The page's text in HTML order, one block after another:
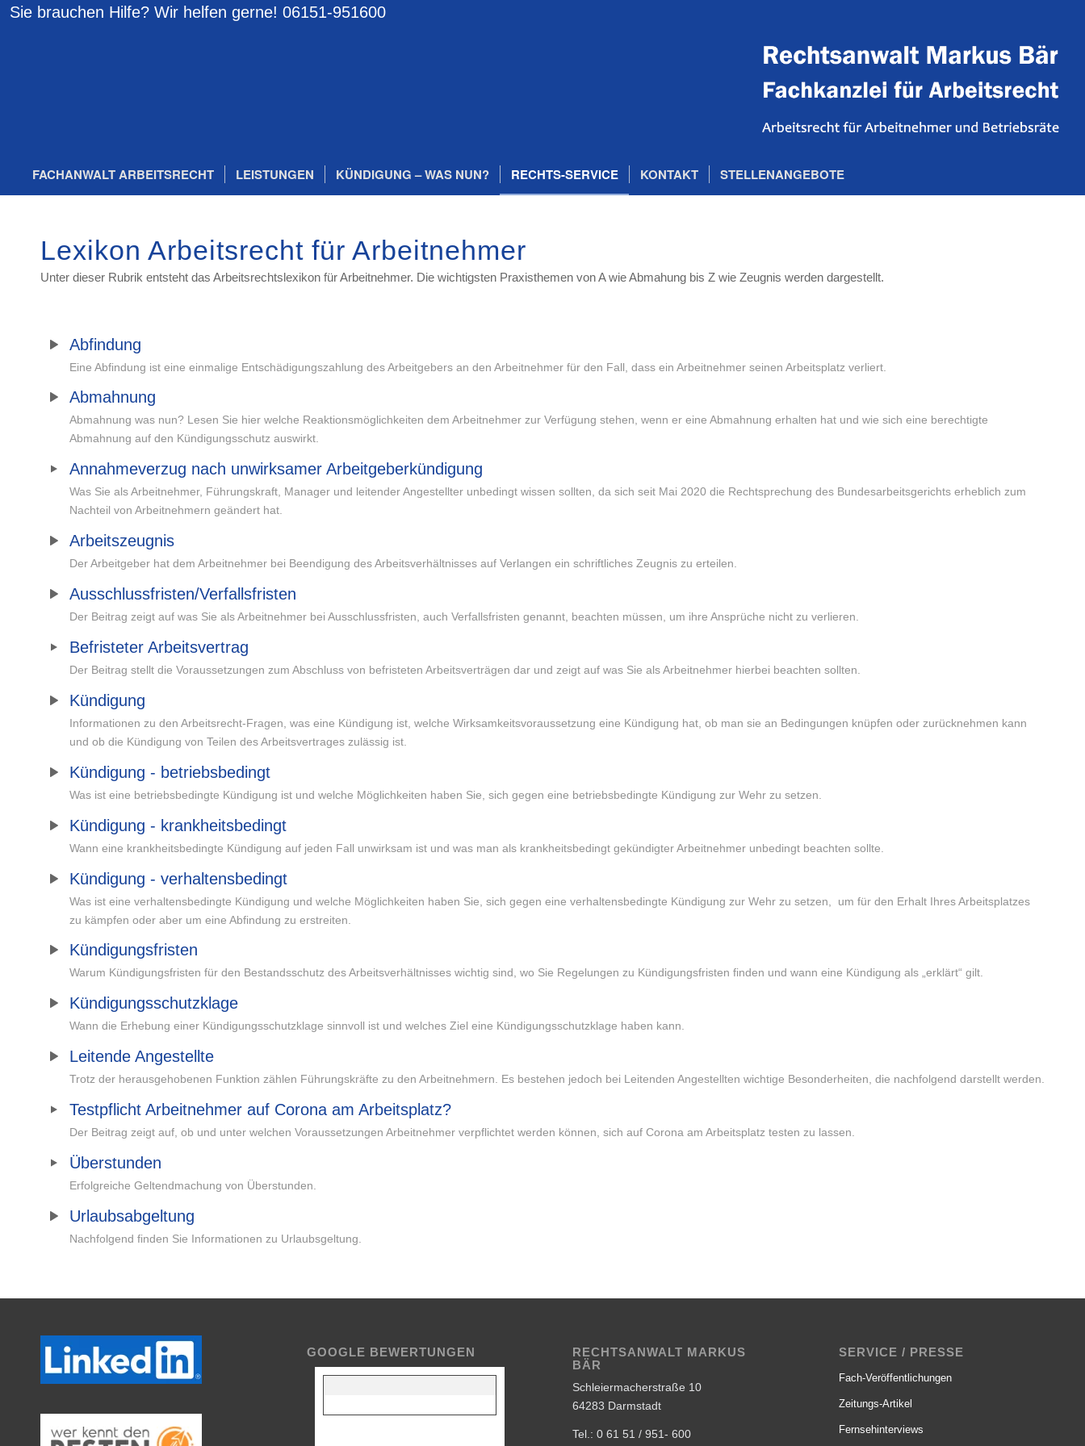
Sie brauchen Hilfe? Wir helfen gerne! 06151-951600
FACHANWALT ARBEITSRECHT LEISTUNGEN KÜNDIGUNG – WAS NUN? RECHTS-SERVICE KONTAKT STELLENANGEBOTE
Lexikon Arbeitsrecht für Arbeitnehmer
Unter dieser Rubrik entsteht das Arbeitsrechtslexikon für Arbeitnehmer. Die wichtigsten Praxisthemen von A wie Abmahung bis Z wie Zeugnis werden dargestellt.
Abfindung
Eine Abfindung ist eine einmalige Entschädigungszahlung des Arbeitgebers an den Arbeitnehmer für den Fall, dass ein Arbeitnehmer seinen Arbeitsplatz verliert.
Abmahnung
Abmahnung was nun? Lesen Sie hier welche Reaktionsmöglichkeiten dem Arbeitnehmer zur Verfügung stehen, wenn er eine Abmahnung erhalten hat und wie sich eine berechtigte
Abmahnung auf den Kündigungsschutz auswirkt.
Annahmeverzug nach unwirksamer Arbeitgeberkündigung
Was Sie als Arbeitnehmer, Führungskraft, Manager und leitender Angestellter unbedingt wissen sollten, da sich seit Mai 2020 die Rechtsprechung des Bundesarbeitsgerichts erheblich zum
Nachteil von Arbeitnehmern geändert hat.
Arbeitszeugnis
Der Arbeitgeber hat dem Arbeitnehmer bei Beendigung des Arbeitsverhältnisses auf Verlangen ein schriftliches Zeugnis zu erteilen.
Ausschlussfristen/Verfallsfristen
Der Beitrag zeigt auf was Sie als Arbeitnehmer bei Ausschlussfristen, auch Verfallsfristen genannt, beachten müssen, um ihre Ansprüche nicht zu verlieren.
Befristeter Arbeitsvertrag
Der Beitrag stellt die Voraussetzungen zum Abschluss von befristeten Arbeitsverträgen dar und zeigt auf was Sie als Arbeitnehmer hierbei beachten sollten.
Kündigung
Informationen zu den Arbeitsrecht-Fragen, was eine Kündigung ist, welche Wirksamkeitsvoraussetzung eine Kündigung hat, ob man sie an Bedingungen knüpfen oder zurücknehmen kann
und ob die Kündigung von Teilen des Arbeitsvertrages zulässig ist.
Kündigung - betriebsbedingt
Was ist eine betriebsbedingte Kündigung ist und welche Möglichkeiten haben Sie, sich gegen eine betriebsbedingte Kündigung zur Wehr zu setzen.
Kündigung - krankheitsbedingt
Wann eine krankheitsbedingte Kündigung auf jeden Fall unwirksam ist und was man als krankheitsbedingt gekündigter Arbeitnehmer unbedingt beachten sollte.
Kündigung - verhaltensbedingt
Was ist eine verhaltensbedingte Kündigung und welche Möglichkeiten haben Sie, sich gegen eine verhaltensbedingte Kündigung zur Wehr zu setzen, um für den Erhalt Ihres Arbeitsplatzes
zu kämpfen oder aber um eine Abfindung zu erstreiten.
Kündigungsfristen
Warum Kündigungsfristen für den Bestandsschutz des Arbeitsverhältnisses wichtig sind, wo Sie Regelungen zu Kündigungsfristen finden und wann eine Kündigung als „erklärt“ gilt.
Kündigungsschutzklage
Wann die Erhebung einer Kündigungsschutzklage sinnvoll ist und welches Ziel eine Kündigungsschutzklage haben kann.
Leitende Angestellte
Trotz der herausgehobenen Funktion zählen Führungskräfte zu den Arbeitnehmern. Es bestehen jedoch bei Leitenden Angestellten wichtige Besonderheiten, die nachfolgend darstellt werden.
Testpflicht Arbeitnehmer auf Corona am Arbeitsplatz?
Der Beitrag zeigt auf, ob und unter welchen Voraussetzungen Arbeitnehmer verpflichtet werden können, sich auf Corona am Arbeitsplatz testen zu lassen.
Überstunden
Erfolgreiche Geltendmachung von Überstunden.
Urlaubsabgeltung
Nachfolgend finden Sie Informationen zu Urlaubsgeltung.
GOOGLE BEWERTUNGEN
RECHTSANWALT MARKUS
BÄR
Schleiermacherstraße 10
64283 Darmstadt
Tel.: 0 61 51 / 951- 600
SERVICE / PRESSE
Fach-Veröffentlichungen
Zeitungs-Artikel
Fernsehinterviews